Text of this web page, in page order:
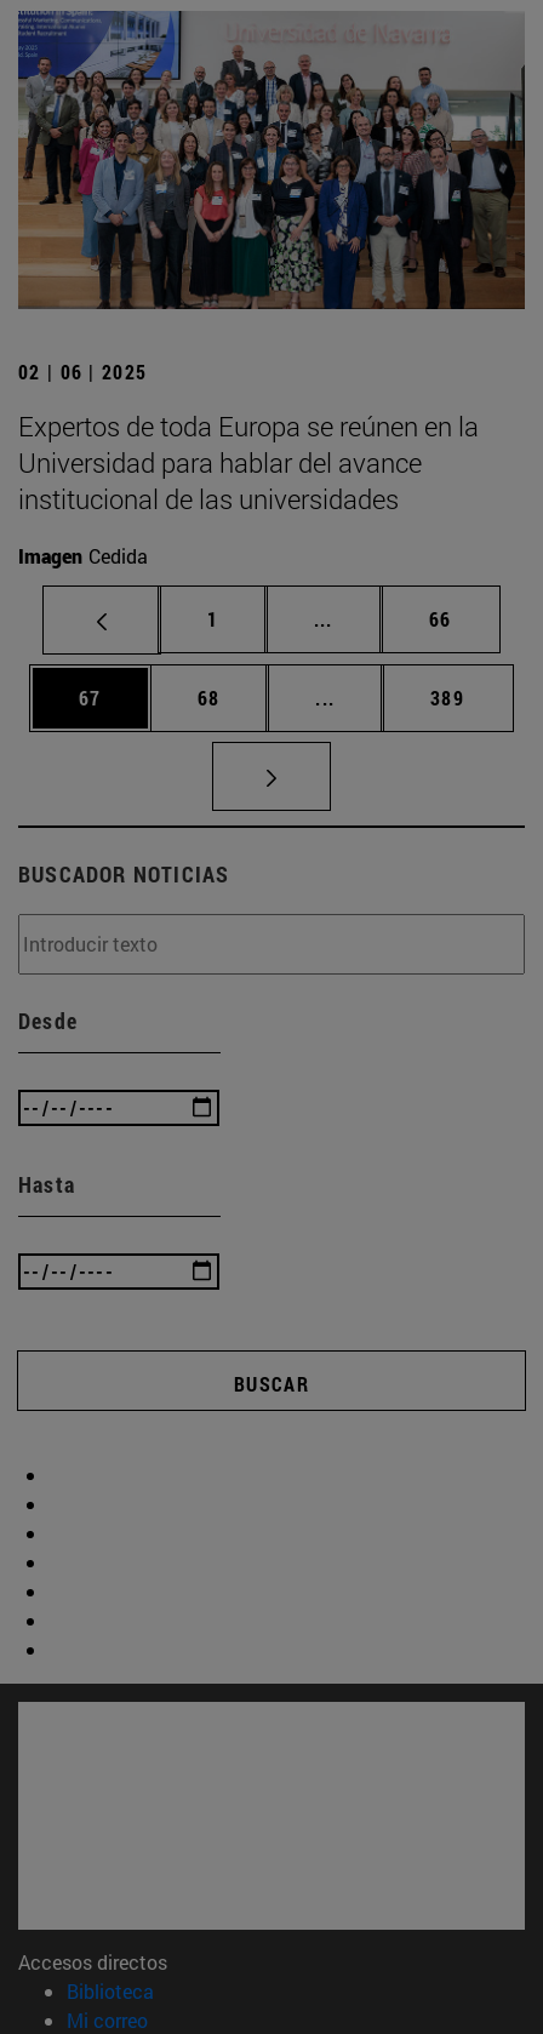
02 | 06 | 2025
Expertos de toda Europa se reúnen en la
Universidad para hablar del avance
institucional de las universidades
Imagen Cedida
Página
1 ... Páginas intermedias
Página
66
Página
67 Página
68 ... Páginas intermedias
Página
389
BUSCADOR NOTICIAS
Desde
Hasta
BUSCAR
Accesos directos
Biblioteca
Mi correo(abre en nueva ventana)